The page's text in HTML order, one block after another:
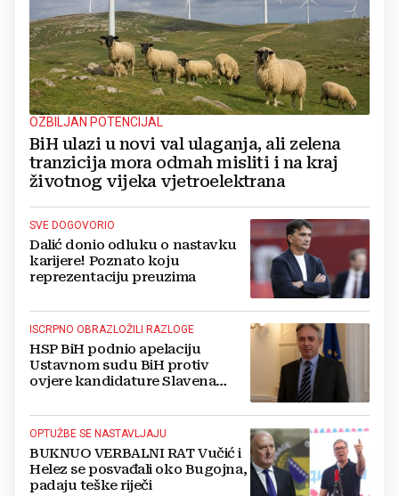
OZBILJAN POTENCIJAL
BiH ulazi u novi val ulaganja, ali zelena
tranzicija mora odmah misliti i na kraj
životnog vijeka vjetroelektrana
SVE DOGOVORIO
Dalić donio odluku o nastavku
karijere! Poznato koju
reprezentaciju preuzima
ISCRPNO OBRAZLOŽILI RAZLOGE
HSP BiH podnio apelaciju
Ustavnom sudu BiH protiv
ovjere kandidature Slavena
OPTUŽBE SE NASTAVLJAJU
BUKNUO VERBALNI RAT Vučić i
Helez se posvađali oko Bugojna,
padaju teške riječi